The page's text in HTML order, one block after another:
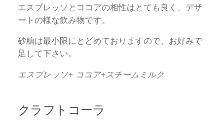
エスプレッソとココアの相性はとても良く、デザ
ートの様な飲み物です。
砂糖は最小限にとどめておりますので、お好みで
足して下さい。
エスプレッソ+ ココア+スチームミルク
クラフトコーラ